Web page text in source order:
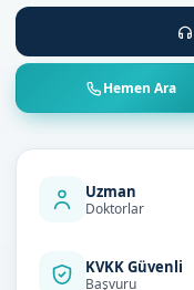
Hemen Ara
Uzman
Doktorlar
KVKK Güvenli
Başvuru